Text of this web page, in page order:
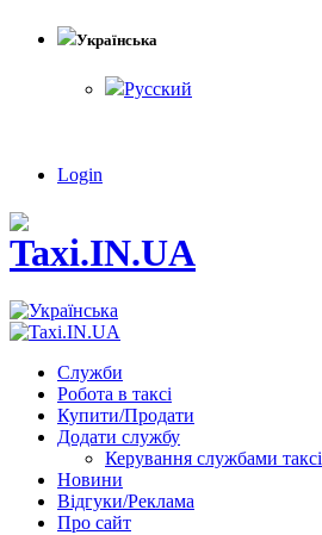
Українська
Русский
Login
Служби
Робота в таксі
Купити/Продати
Додати службу
Керування службами таксі
Новини
Відгуки/Реклама
Про сайт